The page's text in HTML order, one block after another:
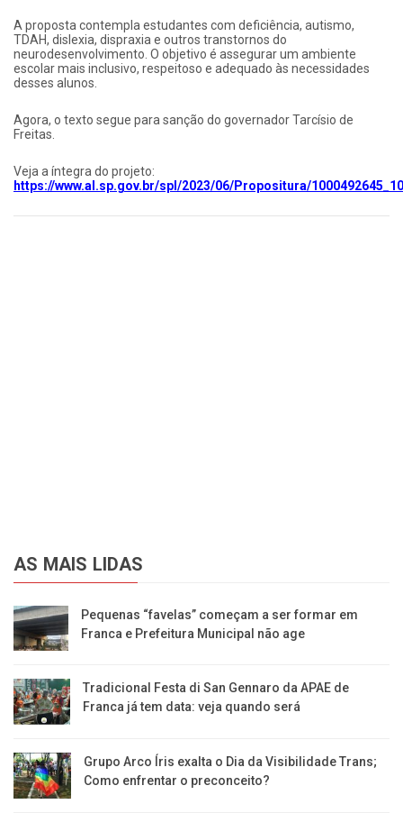
A proposta contempla estudantes com deficiência, autismo,
TDAH, dislexia, dispraxia e outros transtornos do
neurodesenvolvimento. O objetivo é assegurar um ambiente
escolar mais inclusivo, respeitoso e adequado às necessidades
desses alunos.
Agora, o texto segue para sanção do governador Tarcísio de
Freitas.
Veja a íntegra do projeto:
https://www.al.sp.gov.br/spl/2023/06/Propositura/
AS MAIS LIDAS
Pequenas “favelas” começam a ser formar em
Franca e Prefeitura Municipal não age
Tradicional Festa di San Gennaro da APAE de
Franca já tem data: veja quando será
Grupo Arco Íris exalta o Dia da Visibilidade Trans;
Como enfrentar o preconceito?